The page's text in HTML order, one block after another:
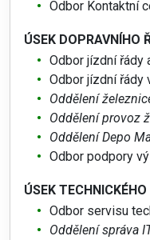
Odbor Kontaktní
ÚSEK DOPRAVNÍHO
Odbor jízdní řády
Odbor jízdní řády
Oddělení
Oddělení provoz
Oddělení Depo
Odbor podpory
ÚSEK
Odbor servisu
Oddělení správa